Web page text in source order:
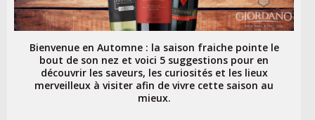
Bienvenue en Automne : la saison fraiche pointe le
bout de son nez et voici 5 suggestions pour en
découvrir les saveurs, les curiosités et les lieux
merveilleux à visiter afin de vivre cette saison au
mieux.